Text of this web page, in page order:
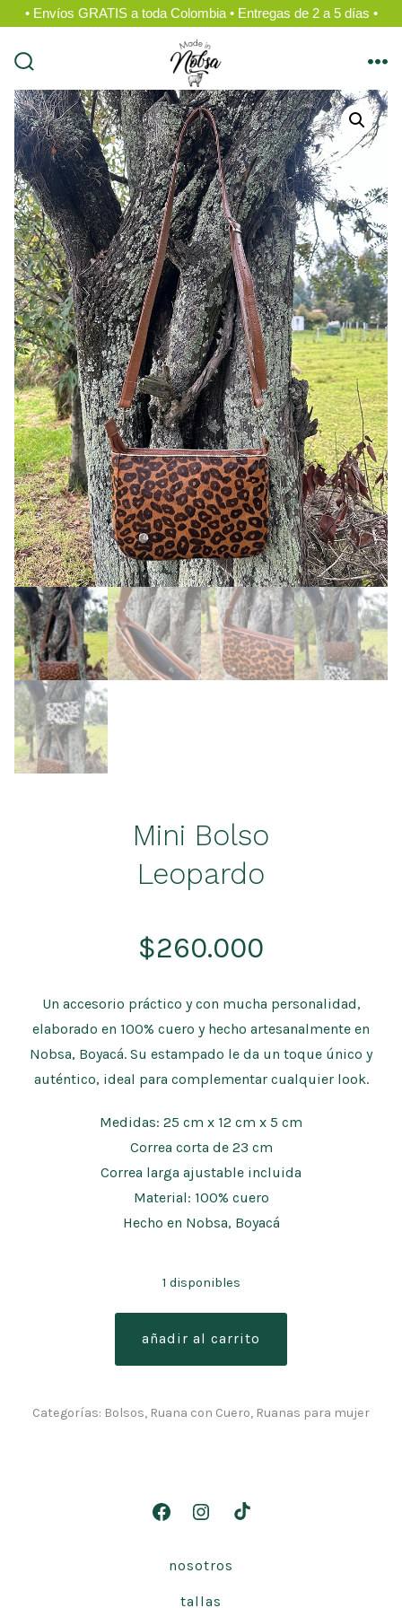
• Envíos GRATIS a toda Colombia • Entregas de 2 a 5 días •
contenido
la
búsqueda
Mini Bolso
Leopardo
$260.000
Un accesorio práctico y con mucha personalidad,
elaborado en 100% cuero y hecho artesanalmente en
Nobsa, Boyacá. Su estampado le da un toque único y
auténtico, ideal para complementar cualquier look.
Medidas: 25 cm x 12 cm x 5 cm
Correa corta de 23 cm
Correa larga ajustable incluida
Material: 100% cuero
Hecho en Nobsa, Boyacá
1 disponibles
añadir al carrito
Categorías: Bolsos, Ruana con Cuero, Ruanas para mujer
Abrir
en
una
Abrir
en
una
Abrir
nosotros
tallas